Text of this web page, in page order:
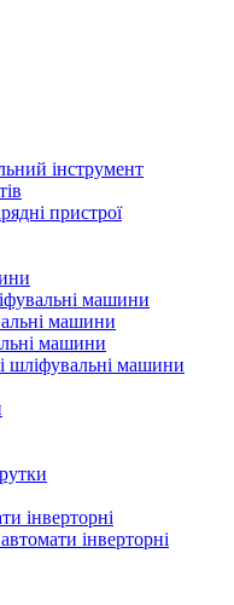
інструмент
пристрої
машини
машини
машини
шліфувальні машини
інверторні
інверторні